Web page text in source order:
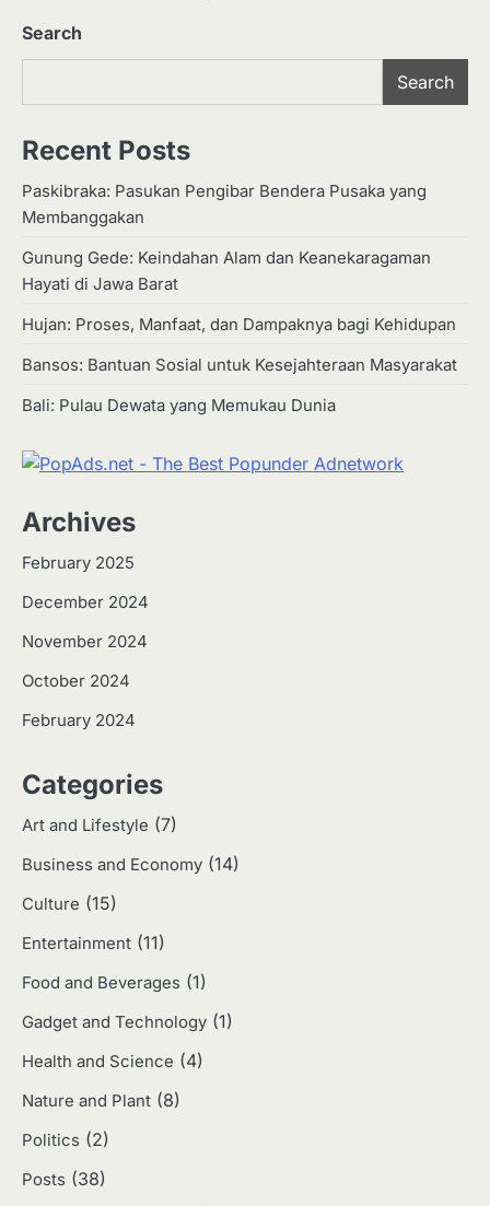
Search
Search
Recent Posts
Paskibraka: Pasukan Pengibar Bendera Pusaka yang
Membanggakan
Gunung Gede: Keindahan Alam dan Keanekaragaman
Hayati di Jawa Barat
Hujan: Proses, Manfaat, dan Dampaknya bagi Kehidupan
Bansos: Bantuan Sosial untuk Kesejahteraan Masyarakat
Bali: Pulau Dewata yang Memukau Dunia
Archives
February 2025
December 2024
November 2024
October 2024
February 2024
Categories
Art and Lifestyle (7)
Business and Economy (14)
Culture (15)
Entertainment (11)
Food and Beverages (1)
Gadget and Technology (1)
Health and Science (4)
Nature and Plant (8)
Politics (2)
Posts (38)
2
Harga Emas Hari Ini: Panduan untuk
Eco Contributor
4
Jasa Menulis: Peluang Bisnis Kreatif
di Era Digital
Eco Contributor
Jasa Desain: Peluang Usaha Kreatif
di Era Digital